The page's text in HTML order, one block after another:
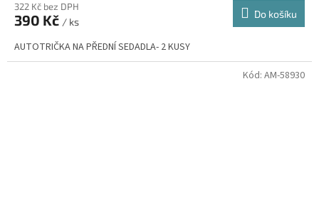
322 Kč bez DPH
390 Kč / ks
Do košíku
AUTOTRIČKA NA PŘEDNÍ SEDADLA- 2 KUSY
Kód: AM-58930